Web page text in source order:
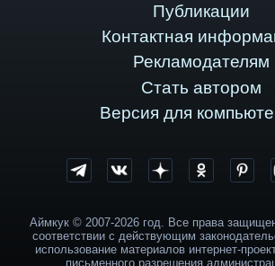
Публикации
Контактная
Рекламодателям
Стать автором
Версия для
Аймкук © 2007-2026 год. Все права
соответствии с действующим
использование материалов интернет-
письменного разрешения